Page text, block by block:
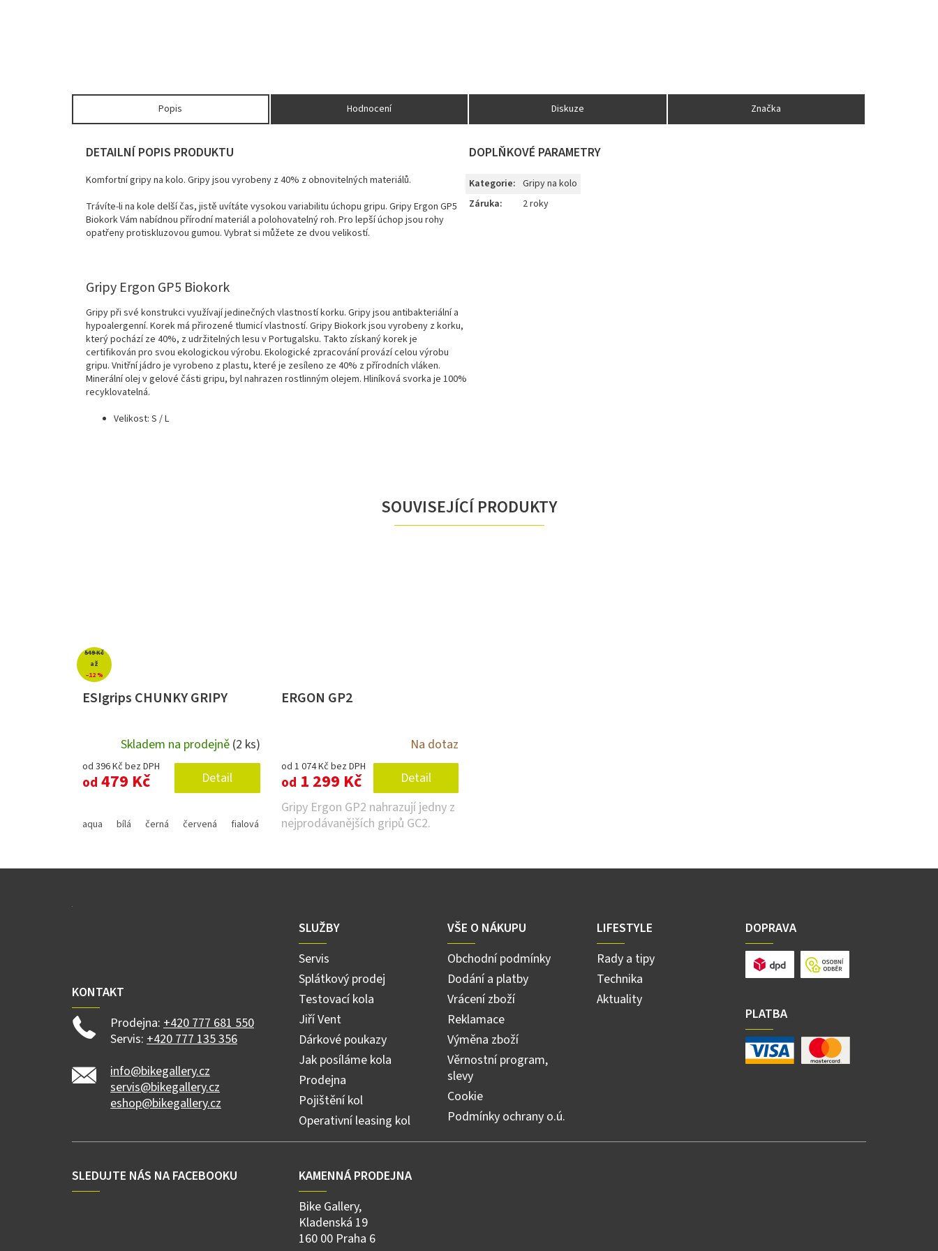
SOUVISEJÍCÍ PRODUKTY
549 Kč
až
–12 %
ESIgrips CHUNKY GRIPY
Skladem na prodejně (2 ks)
od 396 Kč bez DPH
od 479 Kč Detail
aqua bílá černá červená fialová oranžová růžová šedá zelená
ERGON GP2
Na dotaz
od 1 074 Kč bez DPH
od 1 299 Kč
Detail
Gripy Ergon GP2 nahrazují jedny z
nejprodávanějších gripů GC2.
Popis Hodnocení Diskuze Značka
DETAILNÍ POPIS PRODUKTU
Komfortní gripy na kolo. Gripy jsou vyrobeny z 40% z obnovitelných materiálů.
Trávíte-li na kole delší čas, jistě uvítáte vysokou variabilitu úchopu gripu. Gripy Ergon GP5
Biokork Vám nabídnou přírodní materiál a polohovatelný roh. Pro lepší úchop jsou rohy
opatřeny protiskluzovou gumou. Vybrat si můžete ze dvou velikostí.
Gripy Ergon GP5 Biokork
Gripy při své konstrukci využívají jedinečných vlastností korku. Gripy jsou antibakteriální a
hypoalergenní. Korek má přirozené tlumicí vlastností. Gripy Biokork jsou vyrobeny z korku,
který pochází ze 40%, z udržitelných lesu v Portugalsku. Takto získaný korek je
certifikován pro svou ekologickou výrobu. Ekologické zpracování provází celou výrobu
gripu. Vnitřní jádro je vyrobeno z plastu, které je zesíleno ze 40% z přírodních vláken.
Minerální olej v gelové části gripu, byl nahrazen rostlinným olejem. Hliníková svorka je 100%
recyklovatelná.
Velikost: S / L
DOPLŇKOVÉ PARAMETRY
Kategorie: Gripy na kolo
Záruka: 2 roky
KONTAKT
Prodejna: +420 777 681 550
Servis: +420 777 135 356
info@bikegallery.cz
servis@bikegallery.cz
eshop@bikegallery.cz
SLUŽBY
Servis
Splátkový prodej
Testovací kola
Jiří Vent
Dárkové poukazy
Jak posíláme kola
Prodejna
Pojištění kol
Operativní leasing kol
VŠE O NÁKUPU
Obchodní podmínky
Dodání a platby
Vrácení zboží
Reklamace
Výměna zboží
Věrnostní program,
slevy
Cookie
Podmínky ochrany o.ú.
LIFESTYLE
Rady a tipy
Technika
Aktuality
DOPRAVA
PLATBA
SLEDUJTE NÁS NA FACEBOOKU
KAMENNÁ PRODEJNA
Bike Gallery,
Kladenská 19
160 00 Praha 6